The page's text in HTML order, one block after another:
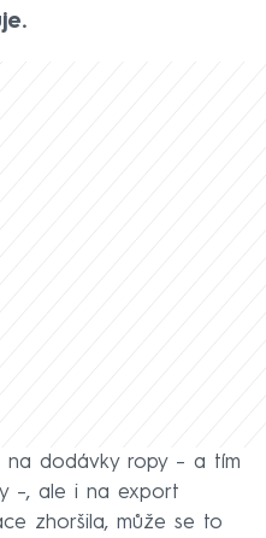
na dodávky ropy – a tím
–, ale i na export
zhoršila, může se to